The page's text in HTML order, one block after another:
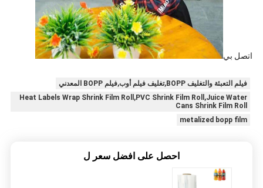
اتصل بي
فيلم التعبئة والتغليف BOPP,تغليف فيلم أوب,فيلم BOPP المعدني
Heat Labels Wrap Shrink Film Roll,PVC Shrink Film Roll,Juice Water
Cans Shrink Film Roll
metalized bopp film
احصل على افضل سعر ل